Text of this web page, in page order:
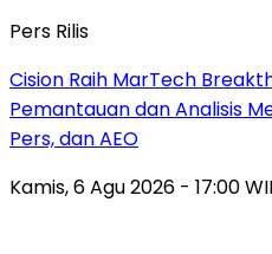
Pers Rilis
Cision Raih MarTech
Pemantauan dan Analisis
Pers, dan AEO
Kamis, 6 Agu 2026 - 17:00